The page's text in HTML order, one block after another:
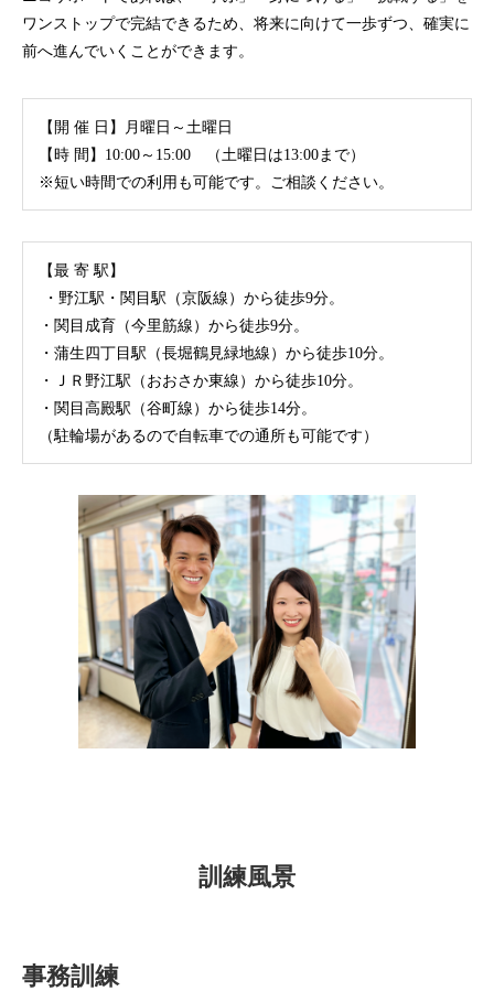
ワンストップで完結できるため、将来に向けて一歩ずつ、確実に
前へ進んでいくことができます。
【開 催 日】月曜日～土曜日
【時 間】10:00～15:00 （土曜日は13:00まで）
※短い時間での利用も可能です。ご相談ください。
【最 寄 駅】
・野江駅・関目駅（京阪線）から徒歩9分。
・関目成育（今里筋線）から徒歩9分。
・蒲生四丁目駅（長堀鶴見緑地線）から徒歩10分。
・ＪＲ野江駅（おおさか東線）から徒歩10分。
・関目高殿駅（谷町線）から徒歩14分。
（駐輪場があるので自転車での通所も可能です）
訓練風景
事務訓練